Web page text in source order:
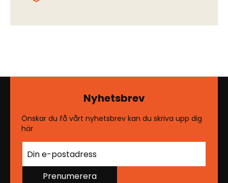
Nyhetsbrev
Önskar du få vårt nyhetsbrev kan du skriva upp dig
här
Prenumerera